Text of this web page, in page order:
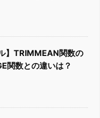
】TRIMMEAN関数の
関数との違いは？